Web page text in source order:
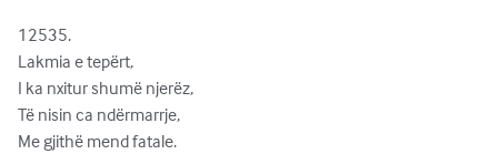
12535.
Lakmia e tepërt,
I ka nxitur shumë njerëz,
Të nisin ca ndërmarrje,
Me gjithë mend fatale.